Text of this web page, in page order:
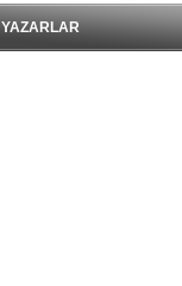
YAZARLAR